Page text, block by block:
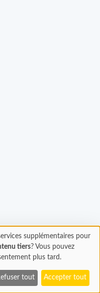
supplémentaires pour
tiers? Vous pouvez
plus tard.
tout Accepter tout